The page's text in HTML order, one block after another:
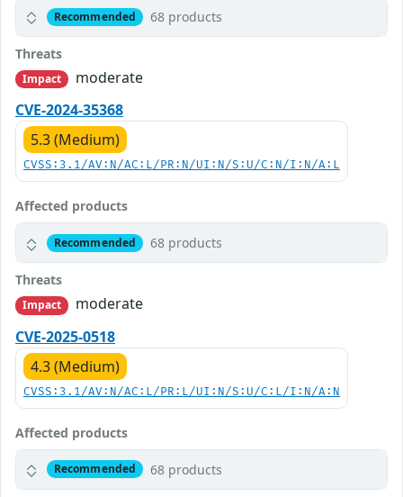
Recommended 68 products
Threats
Impact
moderate
CVE-2024-35368
5.3 (Medium)
CVSS:3.1/AV:N/AC:L/PR:N/UI:N/S:U/C:N/I:N/A:L
Affected products
Recommended 68 products
Threats
Impact
moderate
CVE-2025-0518
4.3 (Medium)
CVSS:3.1/AV:N/AC:L/PR:L/UI:N/S:U/C:L/I:N/A:N
Affected products
Recommended 68 products